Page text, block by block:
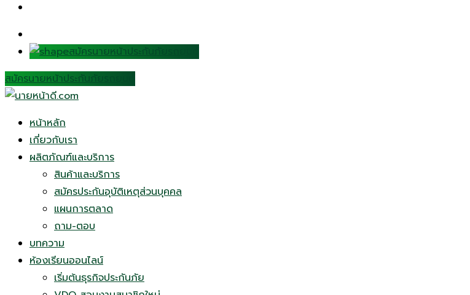
สมัครนายหน้าประกันภัยรถยนต์
สมัครนายหน้าประกันภัยรถยนต์
หน้าหลัก
เกี่ยวกับเรา
ผลิตภัณฑ์และบริการ
สินค้าและบริการ
สมัครประกันอุบัติเหตุส่วนบุคคล
แผนการตลาด
ถาม-ตอบ
บทความ
ห้องเรียนออนไลน์
เริ่มต้นธุรกิจประกันภัย